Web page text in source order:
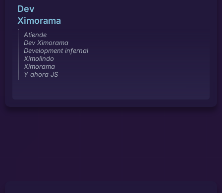
Dev
Ximorama
Atiende
Dev Ximorama
Development infernal
Ximolindo
Ximorama
Y ahora JS